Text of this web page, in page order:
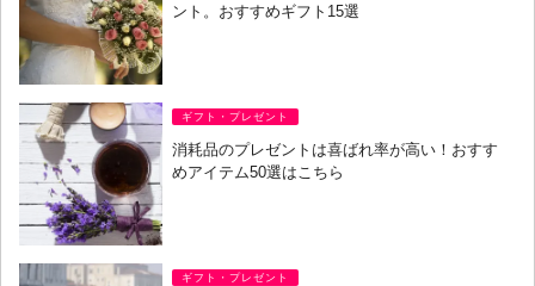
ント。おすすめギフト15選
ギフト・プレゼント
消耗品のプレゼントは喜ばれ率が高い！おすす
めアイテム50選はこちら
ギフト・プレゼント